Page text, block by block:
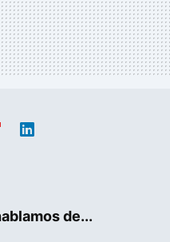
de...